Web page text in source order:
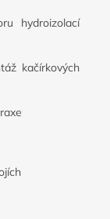
hydroizolací
kačírkových